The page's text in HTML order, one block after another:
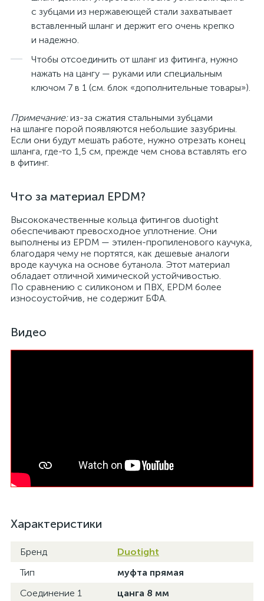
с зубцами из нержавеющей стали захватывает
вставленный шланг и держит его очень крепко
и надежно.
Чтобы отсоединить от шланг из фитинга, нужно
нажать на цангу — руками или специальным
ключом 7 в 1 (см. блок «дополнительные товары»).
Примечание:из-за сжатия стальными зубцами
на шланге порой появляются небольшие зазубрины.
Если они будут мешать работе, нужно отрезать конец
шланга, где-то 1,5 см, прежде чем снова вставлять его
в фитинг.
Что за материал EPDM?
Высококачественные кольца фитингов duotight
обеспечивают превосходное уплотнение. Они
выполнены из EPDM — этилен-пропиленового каучука,
благодаря чему не портятся, как дешевые аналоги
вроде каучука на основе бутанола. Этот материал
обладает отличной химической устойчивостью.
По сравнению с силиконом и ПВХ, EPDM более
износоустойчив, не содержит БФА.
Видео
Характеристики
Бренд
Duotight
Тип
муфта прямая
Соединение 1
цанга 8 мм